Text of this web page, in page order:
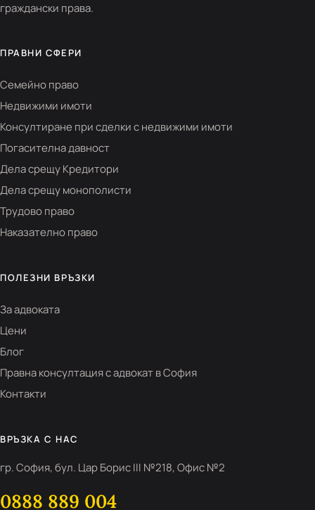
граждански права.
ПРАВНИ СФЕРИ
Семейно право
Недвижими имоти
Консултиране при сделки с недвижими имоти
Погасителна давност
Дела срещу Кредитори
Дела срещу монополисти
Трудово право
Наказателно право
ПОЛЕЗНИ ВРЪЗКИ
За адвоката
Цени
Блог
Правна консултация с адвокат в София
Контакти
ВРЪЗКА С НАС
гр. София, бул. Цар Борис III №218, Офис №2
0888 889 004